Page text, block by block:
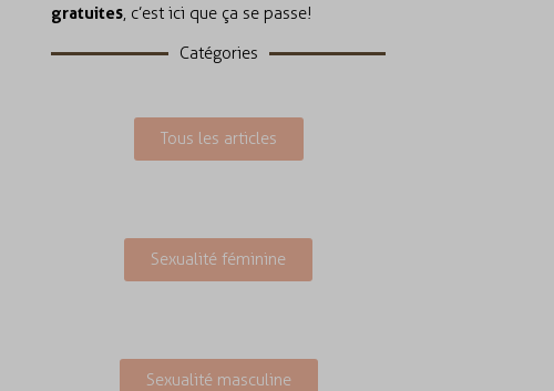
gratuites, c’est ici que ça se passe!
Catégories
Tous les articles
Sexualité féminine
Sexualité masculine